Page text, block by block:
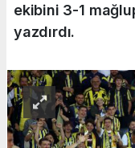
ekibini 3-1
yazdırdı.